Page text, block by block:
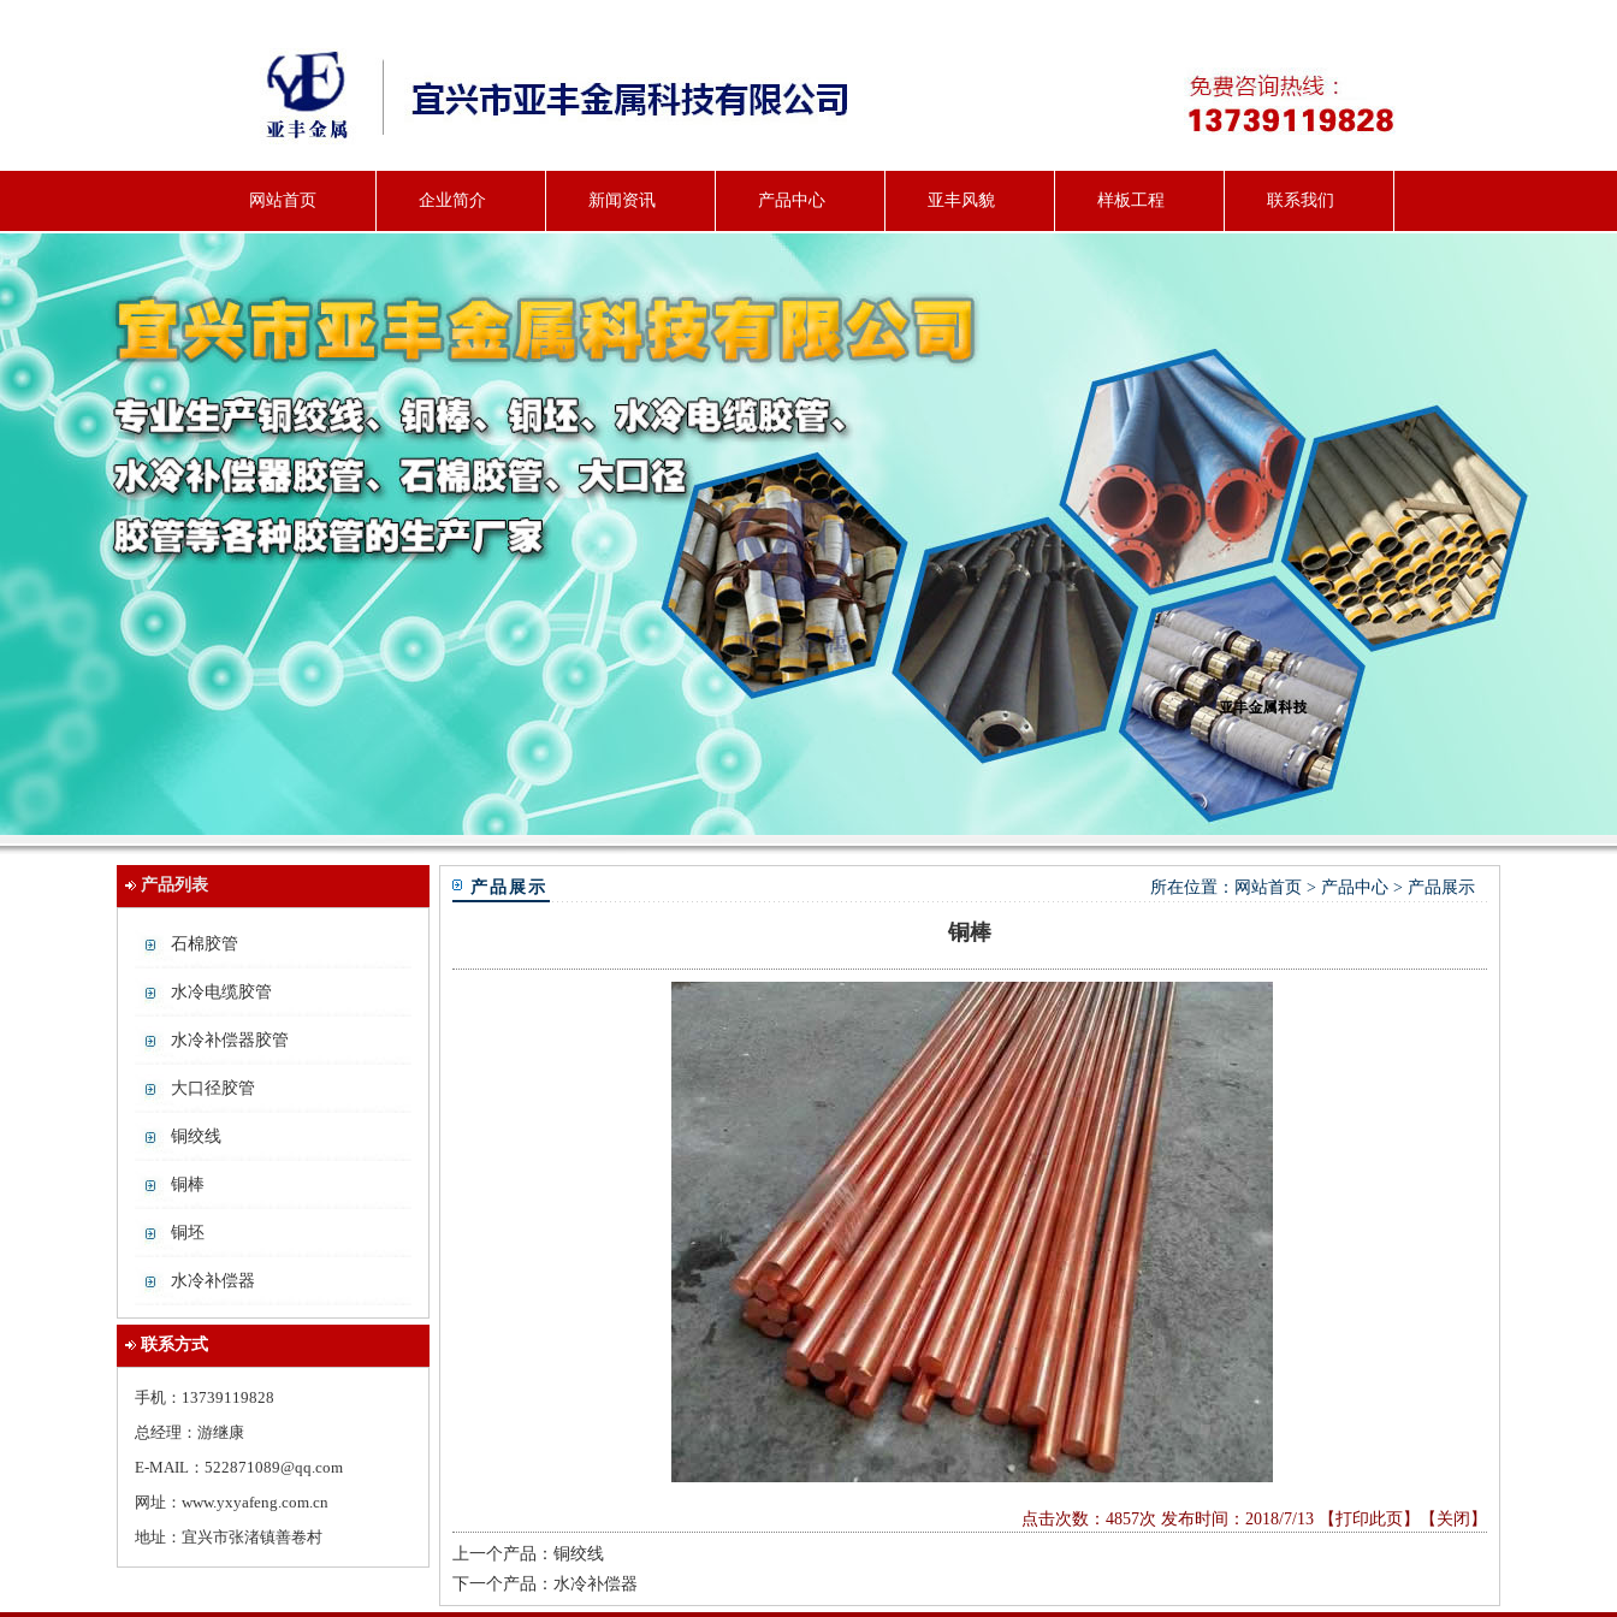
网站首页 企业简介 新闻资讯 产品中心 亚丰风貌 样板工程 联系我们
产品列表
石棉胶管
水冷电缆胶管
水冷补偿器胶管
大口径胶管
铜绞线
铜棒
铜坯
水冷补偿器
联系方式
手机：13739119828
总经理：游继康
E-MAIL：522871089@qq.com
网址：www.yxyafeng.com.cn
地址：宜兴市张渚镇善卷村
所在位置： 网站首页 > 产品中心 > 产品展示
产品展示
铜棒
点击次数：4857次 发布时间：2018/7/13 【打印此页 】【 关闭 】
上一个产品： 铜绞线
下一个产品： 水冷补偿器